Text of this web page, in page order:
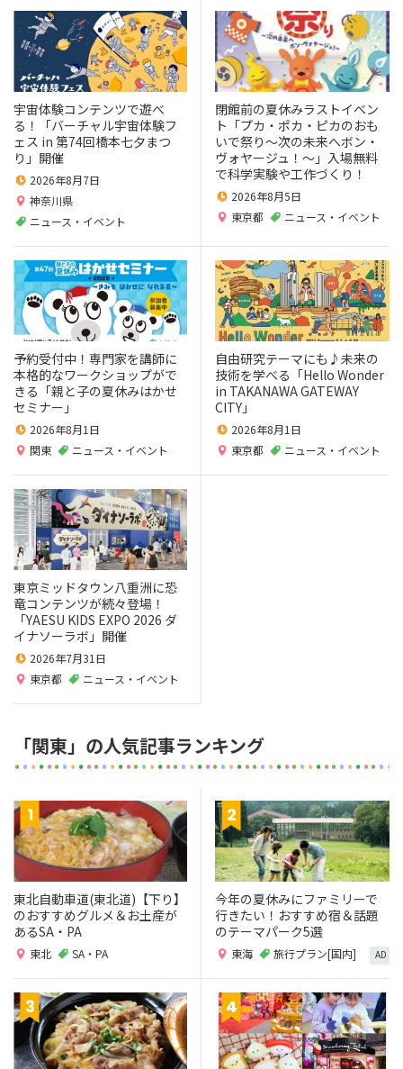
宇宙体験コンテンツで遊べ
る！「バーチャル宇宙体験フ
ェス in 第74回橋本七夕まつ
り」開催
2026年8月7日
神奈川県
ニュース・イベント
閉館前の夏休みラストイベン
ト「プカ・ポカ・ピカのおも
いで祭り～次の未来へボン・
ヴォヤージュ！～」入場無料
で科学実験や工作づくり！
2026年8月5日
東京都
ニュース・イベント
予約受付中！専門家を講師に
本格的なワークショップがで
きる「親と子の夏休みはかせ
セミナー」
2026年8月1日
関東
ニュース・イベント
自由研究テーマにも♪未来の
技術を学べる「Hello Wonder
in TAKANAWA GATEWAY
CITY」
2026年8月1日
東京都
ニュース・イベント
東京ミッドタウン八重洲に恐
竜コンテンツが続々登場！
「YAESU KIDS EXPO 2026 ダ
イナソーラボ」開催
2026年7月31日
東京都
ニュース・イベント
「関東」の人気記事ランキング
東北自動車道(東北道)【下り】
のおすすめグルメ＆お土産が
あるSA・PA
東北 SA・PA
今年の夏休みにファミリーで
行きたい！おすすめ宿＆話題
のテーマパーク5選
東海 旅行プラン[国内] AD